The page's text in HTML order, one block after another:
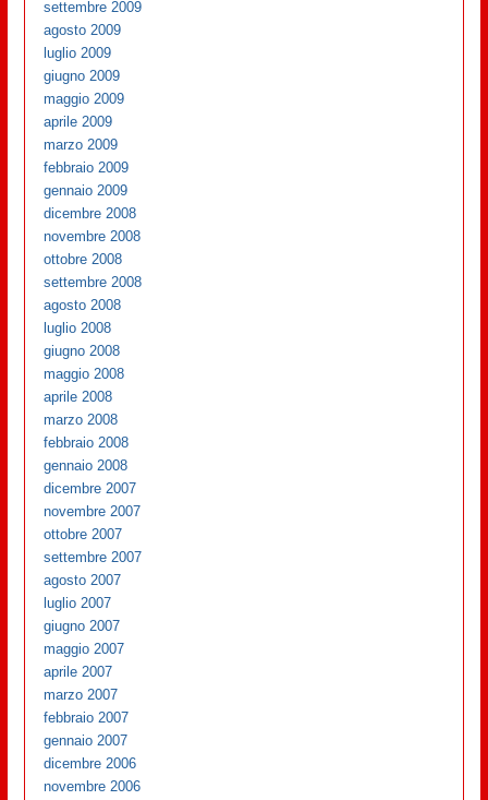
settembre 2009
agosto 2009
luglio 2009
giugno 2009
maggio 2009
aprile 2009
marzo 2009
febbraio 2009
gennaio 2009
dicembre 2008
novembre 2008
ottobre 2008
settembre 2008
agosto 2008
luglio 2008
giugno 2008
maggio 2008
aprile 2008
marzo 2008
febbraio 2008
gennaio 2008
dicembre 2007
novembre 2007
ottobre 2007
settembre 2007
agosto 2007
luglio 2007
giugno 2007
maggio 2007
aprile 2007
marzo 2007
febbraio 2007
gennaio 2007
dicembre 2006
novembre 2006